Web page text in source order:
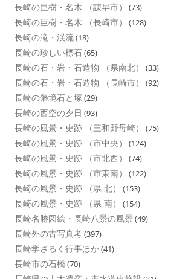
長崎の巨樹・名木 （諌早市） (73)
長崎の巨樹・名木 （長崎市） (128)
長崎の滝・渓流(18)
長崎の珍しい標石(65)
長崎の石・岩・石造物 （県南北） (33)
長崎の石・岩・石造物 （長崎市） (92)
長崎の藩境石と塚 (29)
長崎の西空の夕日 (93)
長崎の風景・史跡 （三和野母崎） (75)
長崎の風景・史跡 （市中央） (124)
長崎の風景・史跡 （市北西） (74)
長崎の風景・史跡 （市東南） (122)
長崎の風景・史跡 （県 北） (153)
長崎の風景・史跡 （県 南） (154)
長崎名勝図絵・長崎八景の風景 (49)
長崎外の古写真考(397)
長崎学さるく行事ほか(41)
長崎市の石橋 (70)